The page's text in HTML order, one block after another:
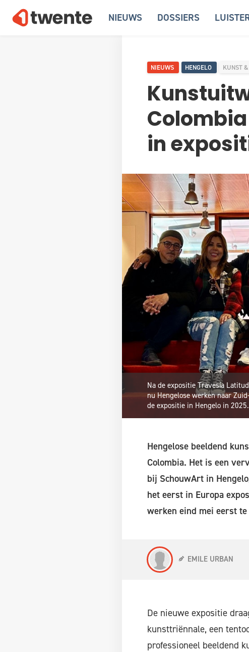
NIEUWS DOSSIERS
NIEUWS HENGELO KUNST
in
Na de expositie Travesía
nu Hengelose werken naar
de expositie in Hengelo in 2025.
Hengelose beeldend
Colombia. Het is een
bij SchouwArt in
het eerst in Europa
werken eind mei eerst
EMILE URBAN
De nieuwe expositie
kunsttriënnale, een
professioneel beeldend